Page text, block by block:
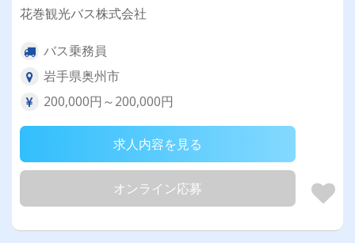
花巻観光バス株式会社
バス乗務員
岩手県奥州市
200,000円～200,000円
求人内容を見る
オンライン応募